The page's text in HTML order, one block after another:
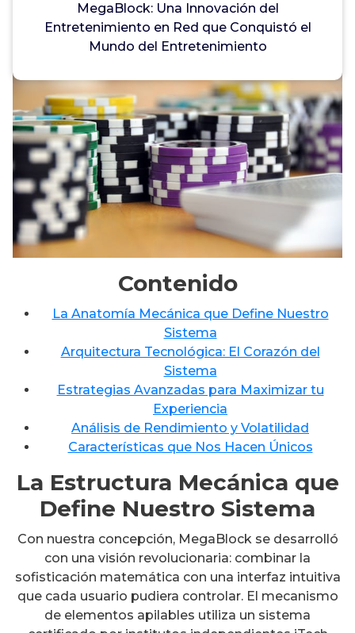
MegaBlock: Una Innovación del
Entretenimiento en Red que Conquistó el
Mundo del Entretenimiento
uncategorized
Contenido
La Anatomía Mecánica que Define Nuestro
Sistema
Arquitectura Tecnológica: El Corazón del
Sistema
Estrategias Avanzadas para Maximizar tu
Experiencia
Análisis de Rendimiento y Volatilidad
Características que Nos Hacen Únicos
La Estructura Mecánica que
Define Nuestro Sistema
Con nuestra concepción, MegaBlock se desarrolló
con una visión revolucionaria: combinar la
sofisticación matemática con una interfaz intuitiva
que cada usuario pudiera controlar. El mecanismo
de elementos apilables utiliza un sistema